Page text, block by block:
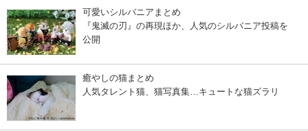
可愛いシルバニアまとめ
『鬼滅の刃』の再現ほか、人気のシルバニア投稿を
公開
癒やしの猫まとめ
人気タレント猫、猫写真集…キュートな猫ズラリ